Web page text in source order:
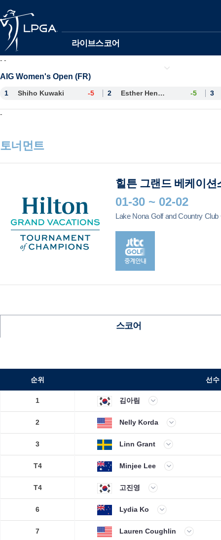
라이브스코어
- -
AIG Women's Open (FR)
1 Shiho Kuwaki -5 2 Esther Henseleit -5 3
-
토너먼트
힐튼 그랜드 베케이
01-30 ~ 02-02
Lake Nona Golf and Country Club
스코어
순위 선수
1 김아림
2 Nelly Korda
3 Linn Grant
T4 Minjee Lee
T4 고진영
6 Lydia Ko
7 Lauren Coughlin